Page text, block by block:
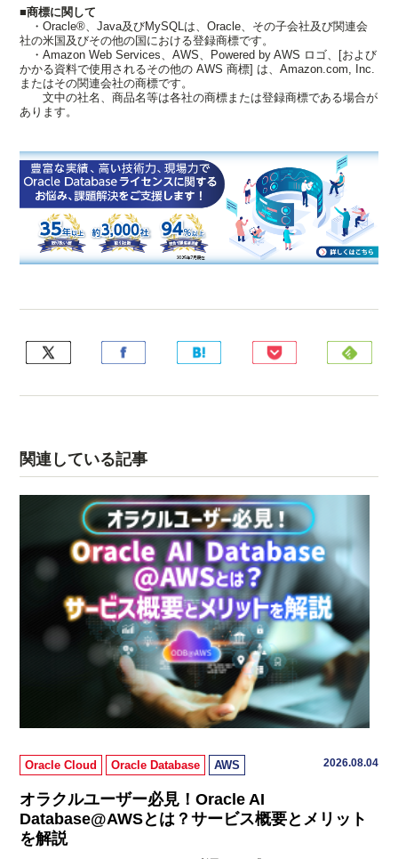
■商標に関して
・Oracle®、Java及びMySQLは、Oracle、その子会社及び関連会
社の米国及びその他の国における登録商標です。
・Amazon Web Services、AWS、Powered by AWS ロゴ、[および
かかる資料で使用されるその他の AWS 商標] は、Amazon.com, Inc.
またはその関連会社の商標です。
文中の社名、商品名等は各社の商標または登録商標である場合が
あります。
関連している記事
Oracle Cloud Oracle Database AWS 2026.08.04
オラクルユーザー必見！Oracle AI
Database@AWSとは？サービス概要とメリット
を解説